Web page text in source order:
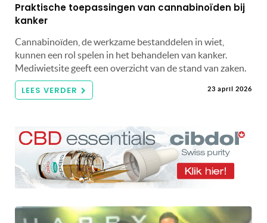
Praktische toepassingen van cannabinoïden bij
kanker
Cannabinoïden, de werkzame bestanddelen in wiet,
kunnen een rol spelen in het behandelen van kanker.
Mediwietsite geeft een overzicht van de stand van zaken.
LEES VERDER 23 april 2026